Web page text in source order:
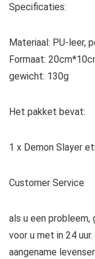
Specificaties:
Materiaal: PU-leer,
Formaat:
gewicht: 130g
Het pakket bevat:
1 x Demon Slayer
Customer Service
als u een probleem,
voor u met in 24
aangename